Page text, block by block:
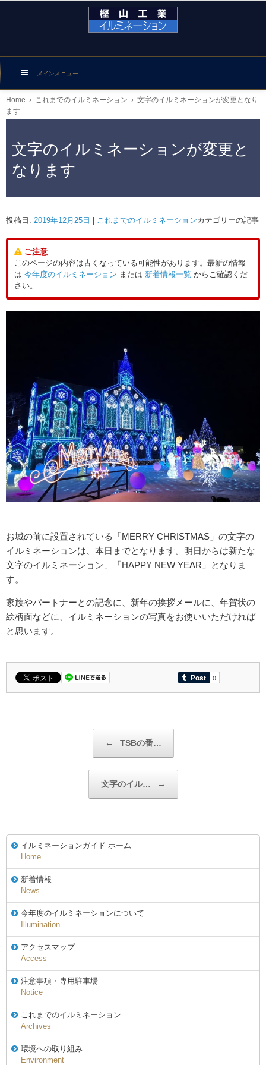
メインメニュー
Home › これまでのイルミネーション › 文字のイルミネーションが変更となり
ます
文字のイルミネーションが変更と
なります
投稿日: 2019年12月25日 これまでのイルミネーションカテゴリーの記事
ご注意
このページの内容は古くなっている可能性があります。最新の情報
は 今年度のイルミネーション または 新着情報一覧 からご確認くだ
さい。
お城の前に設置されている「MERRY CHRISTMAS」の文字の
イルミネーションは、本日までとなります。明日からは新たな
文字のイルミネーション、「HAPPY NEW YEAR」となりま
す。
家族やパートナーとの記念に、新年の挨拶メールに、年賀状の
絵柄面などに、イルミネーションの写真をお使いいただければ
と思います。
← TSBの番…
文字のイル… →
イルミネーションガイド ホーム
Home
新着情報
News
今年度のイルミネーションについて
Illumination
アクセスマップ
Access
注意事項・専用駐車場
Notice
これまでのイルミネーション
Archives
環境への取り組み
Environment